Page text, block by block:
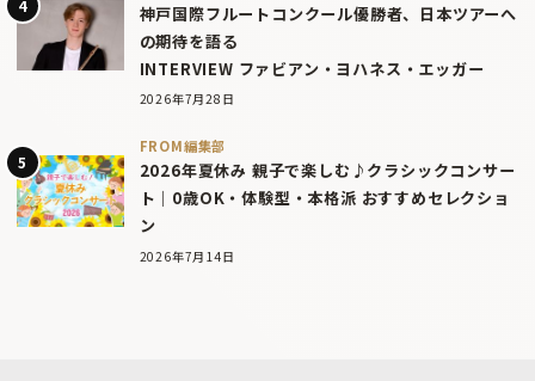
神戸国際フルートコンクール優勝者、日本ツアーへ
の期待を語る
INTERVIEW ファビアン・ヨハネス・エッガー
2026年7月28日
FROM編集部
2026年夏休み 親子で楽しむ♪クラシックコンサー
ト｜0歳OK・体験型・本格派 おすすめセレクショ
ン
2026年7月14日